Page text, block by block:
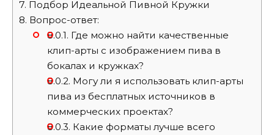
7. Подбор Идеальной Пивной Кружки
8. Вопрос-ответ:
8.0.1. Где можно найти качественные
клип-арты с изображением пива в
бокалах и кружках?
8.0.2. Могу ли я использовать клип-арты
пива из бесплатных источников в
коммерческих проектах?
8.0.3. Какие форматы лучше всего